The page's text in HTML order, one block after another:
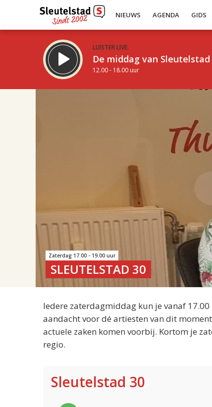
NIEUWS AGENDA GIDS
LUISTER LIVE:
De middag van Sleutelstad
12.00 - 18.00 uur
Zaterdag 17.00 - 19.00 uur
SLEUTELSTAD 30
Iedere zaterdagmiddag kun je vanaf
aandacht voor dé artiesten van dit
actuele zaken komen voorbij. Kortom je
regio.
Sleutelstad 30